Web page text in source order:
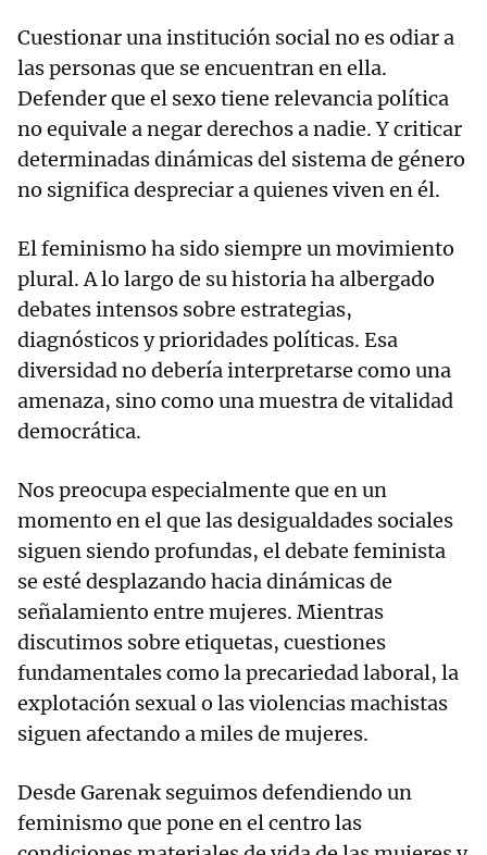
Cuestionar una institución social no es odiar a
las personas que se encuentran en ella.
Defender que el sexo tiene relevancia política
no equivale a negar derechos a nadie. Y criticar
determinadas dinámicas del sistema de género
no significa despreciar a quienes viven en él.
El feminismo ha sido siempre un movimiento
plural. A lo largo de su historia ha albergado
debates intensos sobre estrategias,
diagnósticos y prioridades políticas. Esa
diversidad no debería interpretarse como una
amenaza, sino como una muestra de vitalidad
democrática.
Nos preocupa especialmente que en un
momento en el que las desigualdades sociales
siguen siendo profundas, el debate feminista
se esté desplazando hacia dinámicas de
señalamiento entre mujeres. Mientras
discutimos sobre etiquetas, cuestiones
fundamentales como la precariedad laboral, la
explotación sexual o las violencias machistas
siguen afectando a miles de mujeres.
Desde Garenak seguimos defendiendo un
feminismo que pone en el centro las